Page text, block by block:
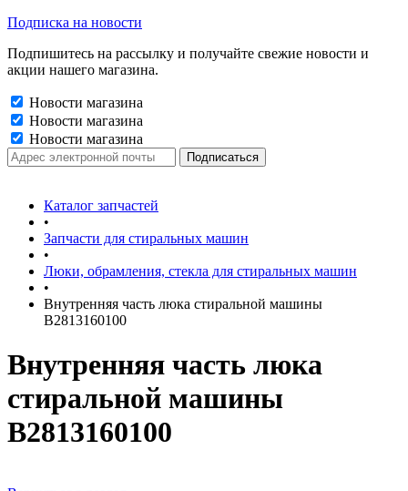
Подписка на новости
Подпишитесь на рассылку и получайте свежие новости и
акции нашего магазина.
Новости магазина
Новости магазина
Новости магазина
Каталог запчастей
•
Запчасти для стиральных машин
•
Люки, обрамления, стекла для стиральных машин
•
Внутренняя часть люка стиральной машины
B2813160100
Внутренняя часть люка
стиральной машины
B2813160100